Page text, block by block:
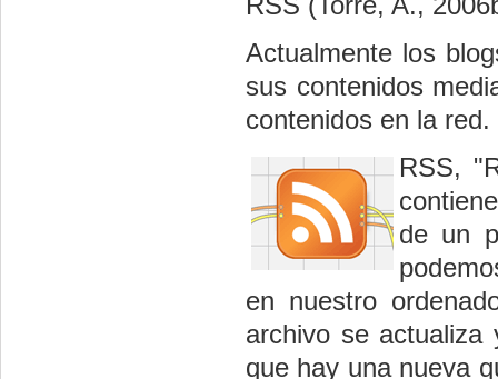
Actualmente los
sus contenidos
contenidos en la red.
RSS,
de un
en nuestro
archivo se actualiza
que hay una nueva